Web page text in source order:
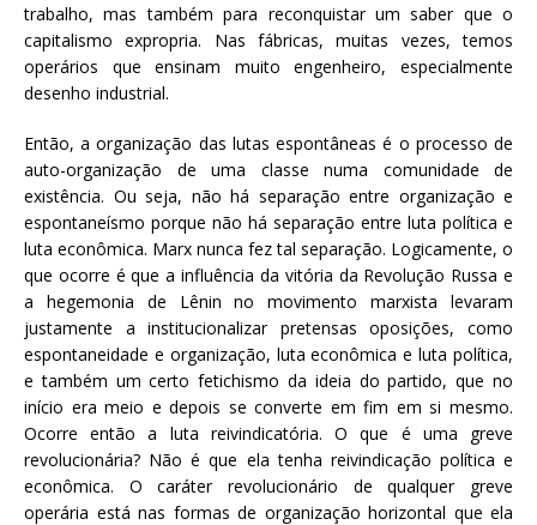
trabalho, mas também para reconquistar um saber que o
capitalismo expropria. Nas fábricas, muitas vezes, temos
operários que ensinam muito engenheiro, especialmente
desenho industrial.
Então, a organização das lutas espontâneas é o processo de
auto-organização de uma classe numa comunidade de
existência. Ou seja, não há separação entre organização e
espontaneísmo porque não há separação entre luta política e
luta econômica. Marx nunca fez tal separação. Logicamente, o
que ocorre é que a influência da vitória da Revolução Russa e
a hegemonia de Lênin no movimento marxista levaram
justamente a institucionalizar pretensas oposições, como
espontaneidade e organização, luta econômica e luta política,
e também um certo fetichismo da ideia do partido, que no
início era meio e depois se converte em fim em si mesmo.
Ocorre então a luta reivindicatória. O que é uma greve
revolucionária? Não é que ela tenha reivindicação política e
econômica. O caráter revolucionário de qualquer greve
operária está nas formas de organização horizontal que ela